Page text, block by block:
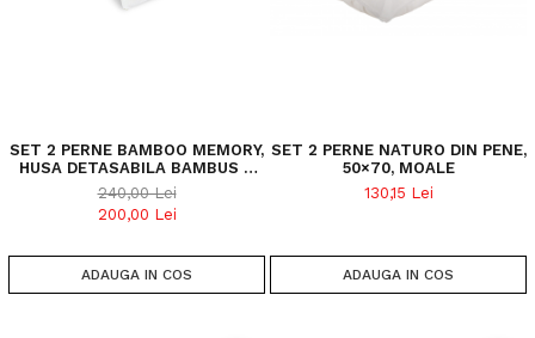
SET 2 PERNE BAMBOO MEMORY,
HUSA DETASABILA BAMBUS –
STIL CLASIC
240,00 Lei
200,00 Lei
ADAUGA IN COS
SET 2 PERNE NATURO DIN PENE,
50×70, MOALE
130,15 Lei
ADAUGA IN COS